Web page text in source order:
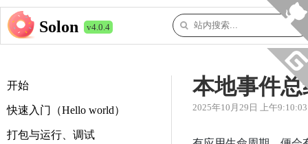
Solon v4.0.4
开始
快速入门（Hello world）
打包与运行、调试
本地事件总
2025年10月29日 上午9:10:03